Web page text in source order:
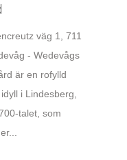
väg 1, 711
- Wedevågs
är en rofylld
i Lindesberg,
talet, som